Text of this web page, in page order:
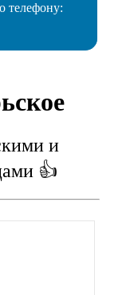
телефону:
и
👍